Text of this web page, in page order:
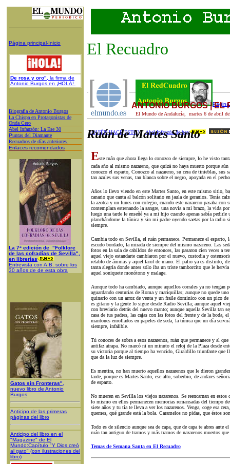
Página principal-Inicio
De rosa y oro" , la firma de
Antonio Burgos en ¡HOLA!
Biografía de Antonio Burgos
La Chispa en Protagonistas de
Onda Cero
Abel Infanzón: La Ese 30
Puntas del Diamante
Recuadros de días anteriores
Enlaces recomendados
La 7ª edición de "Folklore
de las cofradías de Sevilla",
en librerías
Entrevista con A.B. sobre los
30 años de de esta obra
Gatos sin Fronteras"
nuevo libro de Antonio
Burgos
Anticipo de las primeras
páginas del libro
Anticipo del libro en el
"Magazine" de El
Mundo:Capítulo "Y Dios creó
al gato" (con ilustraciones del
libro)
El Recuadro
El Mundo de Andalucía,
martes 6 de abril
¿QUIÉN HACE ESTO? Abel Infanzón de hoy
ANTONIO BURGOS | EL
Ruán de Martes Santo
Este ruán que ahora llega lo conozco de siempre, lo he visto
cada año al mismo nazareno, que quizá no haya muerto porque
conozco el esparto, Conozco al nazareno, su cera de tinieblas, sus
tan azules sus venas, tan blanca sobre el negro, apoyada en el
Años lo llevo viendo en este Martes Santo, en este mismo sitio,
canario que canta al balcón solitario en jaula de geranios. Tenía
la azotea y un lunes con colegio, cuando este nazareno pasaba
contemplara estrenando la sangre, una novia a mi brazo, la vida
luego una tarde le enseñé ya a mi hijo cuando apenas sabía
planchándome la túnica y sin mi padre oyendo saetas por la radio
siempre.
Cambia todo en Sevilla, el ruán permanece. Permanece el esparto,
escudo bordado, la mirada de siempre del mismo nazareno. Las
fotos en la sala de cabildos de entonces, las pasaron cien veces a
aquel viejo estandarte cambiaron por el nuevo, custodia y
retablo de ánimas y aquel farol de mano. El palio ya es distinto,
tanta alegría donde antes sólo iba un triste tamborcito que le
aquel soniquete monótono y malage.
Aunque todo ha cambiado, aunque aquellos corrales ya no tengan
aguardando centurias de Roma y mariquillas; aunque no quede
quinario con un arroz de venta y un fraile dominico con un pico de
es gitano y la gente lo sigue desde Radio Sevilla; aunque aquel
con breviario detrás del nuevo manto; aunque aquella Sevilla tan
casa de tus padres, las cajas con las fotos del frente y de la boda,
mantones enrollados en papeles de seda, la túnica que un día
siempre, infalible.
Tú conoces de sobra a esos nazarenos, ruán que permanece y al
antifaz atrapa. No marcó ni un minuto el reloj de la Plaza desde
su victoria porque al tiempo ha vencido, Giraldillo triunfante que
que da la luz de siempre.
Es mentira, no han muerto aquellos nazarenos que le dieron
tarde, porque es Martes Santo, ese alto, soberbio, de andares
de esparto.
No mueren en Sevilla los viejos nazarenos. Se reencarnan en estos
lo mismo en ellos permanecen memorias remansadas del tiempo
siete años y tu tía te lleva a ver los nazarenos. Venga, coge esa
quemes, qué grande está la bola. Caramelos no pidas, que éstos
Todo es de silencio aunque sea de capa, que de capa te abres ante
ruán tan antiguo de tramos y más tramos de nazarenos muertos
Temas de Semana Santa en El Recuadro